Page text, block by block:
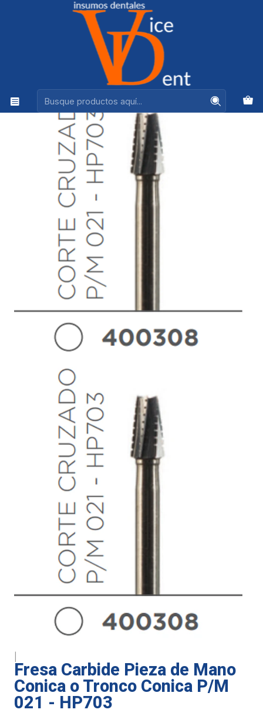
Ventas +56944575313
Fresa Carbide Pieza de Mano Conica o Tronco Conica
Fresa Carbide Pieza de Mano
Conica o Tronco Conica P/M
021 - HP703